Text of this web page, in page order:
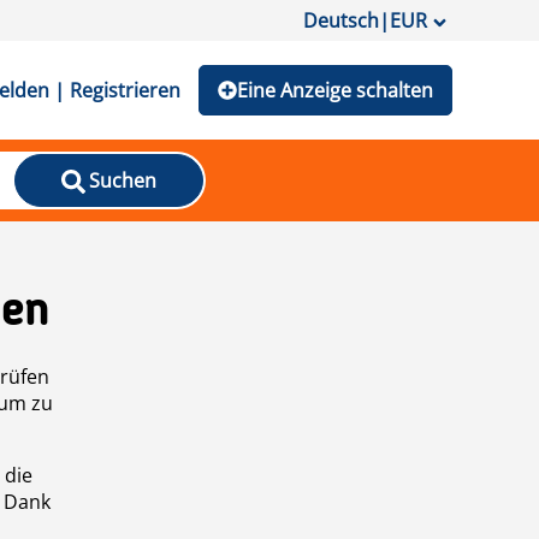
Deutsch|EUR
| Registrieren Eine Anzeige schalten
Suchen
zu
die